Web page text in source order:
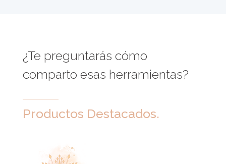
¿Te preguntarás cómo
comparto esas herramientas?
Productos Destacados.